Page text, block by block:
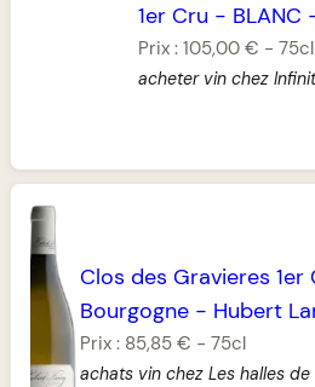
1er Cru - BLANC
Prix :105,00 € -75cl
acheter vin chez
Clos des Gravieres 1er
Bourgogne- Hubert
Prix : 85,85 € - 75cl
achats vin chez Les halles